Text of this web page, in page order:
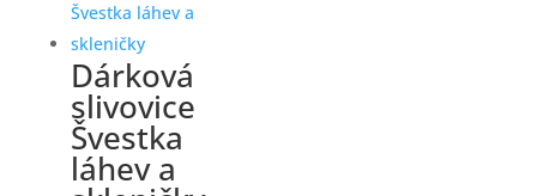
Dárková
slivovice
Švestka
láhev a